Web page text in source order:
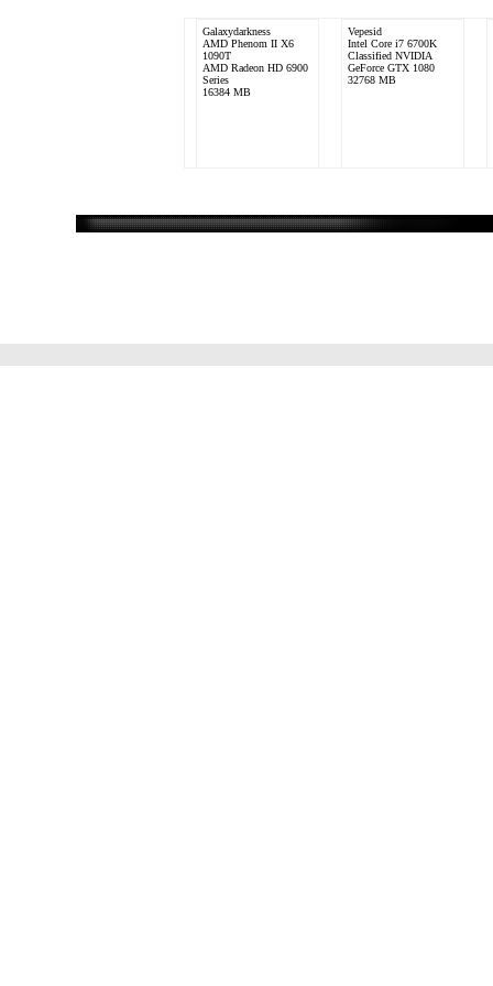
Galaxydarkness
AMD Phenom II X6
1090T
AMD Radeon HD 6900
Series
16384 MB
Vepesid
Intel Core i7 6700K
Classified NVIDIA
GeForce GTX 1080
32768 MB
Asus GTX 580
DirectCU II
ATI Radeon HD 4890
6144 MB